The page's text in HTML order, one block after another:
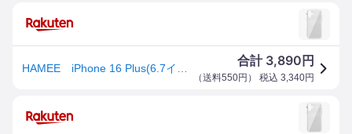
合計 3,890 円
（送料550円 ） 税込 3,340円